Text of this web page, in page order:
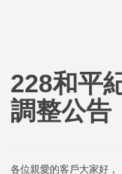
228和平
調整公告
各位親愛的客戶大家好，